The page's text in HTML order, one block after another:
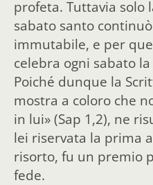
profeta. Tuttavia solo
sabato santo
immutabile, e per
celebra ogni sabato
Poiché dunque la
mostra a coloro che
in lui» (Sap 1,2), ne
lei riservata la prima
risorto, fu un premio
fede.